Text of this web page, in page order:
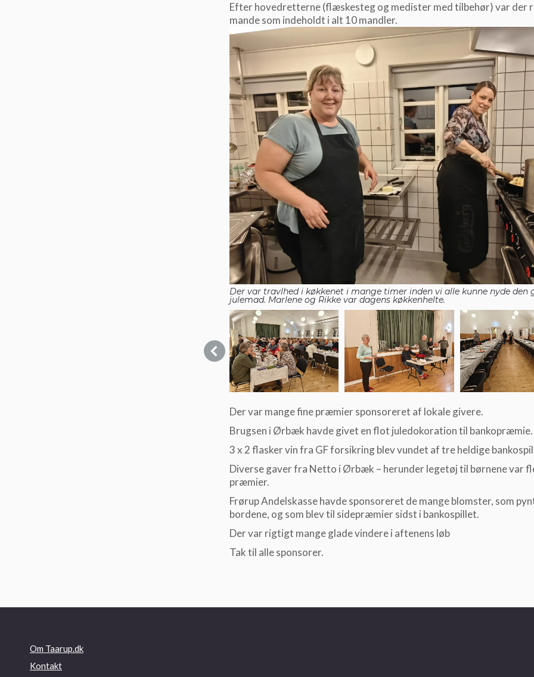
Efter hovedretterne (flæskesteg og medister med tilbehør) var der
mande som indeholdt i alt 10 mandler.
Der var travlhed i køkkenet i mange timer inden vi alle kunne nyde den
julemad. Marlene og Rikke var dagens køkkenhelte.
Der var mange fine præmier sponsoreret af lokale givere.
Brugsen i Ørbæk havde givet en flot juledokoration til bankopræmie.
3 x 2 flasker vin fra GF forsikring blev vundet af tre heldige
Diverse gaver fra Netto i Ørbæk – herunder legetøj til børnene var
præmier.
Frørup Andelskasse havde sponsoreret de mange blomster, som
bordene, og som blev til sidepræmier sidst i bankospillet.
Der var rigtigt mange glade vindere i aftenens løb
Tak til alle sponsorer.
Om Taarup.dk
Kontakt